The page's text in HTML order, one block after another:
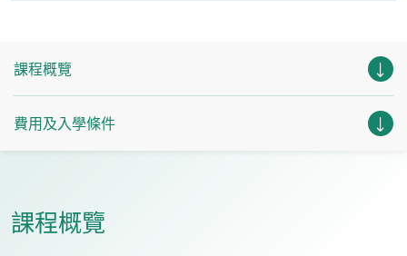
課程概覽
費用及入學條件
課程概覽